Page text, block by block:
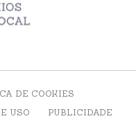
DE COOKIES
USO
PUBLICIDADE